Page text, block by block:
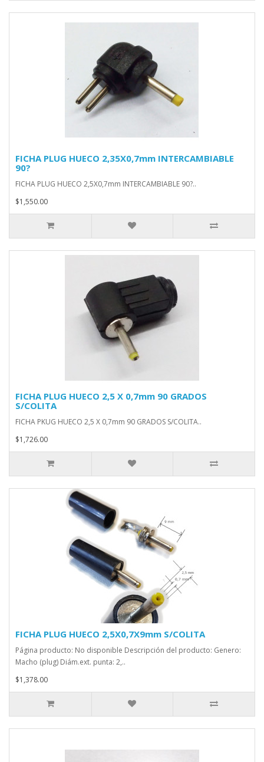
FICHA PLUG HUECO 2,35X0,7mm INTERCAMBIABLE
90?
FICHA PLUG HUECO 2,5X0,7mm INTERCAMBIABLE 90?..
$1,550.00
FICHA PLUG HUECO 2,5 X 0,7mm 90 GRADOS
S/COLITA
FICHA PKUG HUECO 2,5 X 0,7mm 90 GRADOS S/COLITA..
$1,726.00
FICHA PLUG HUECO 2,5X0,7X9mm S/COLITA
Página producto: No disponible Descripción del producto: Genero:
Macho (plug) Diám.ext. punta: 2,..
$1,378.00